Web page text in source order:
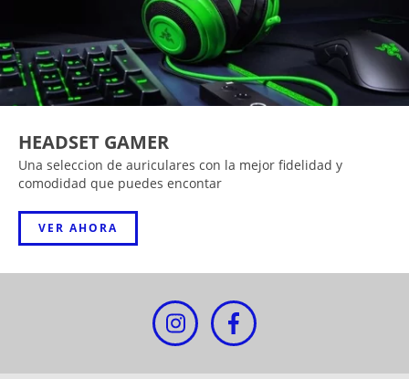
HEADSET GAMER
Una seleccion de auriculares con la mejor fidelidad y
comodidad que puedes encontar
VER AHORA